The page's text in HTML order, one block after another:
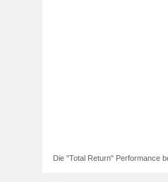
Die "Total Return" Performance